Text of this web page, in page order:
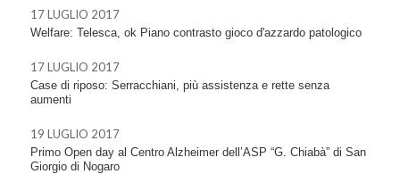
17 LUGLIO 2017
Welfare: Telesca, ok Piano contrasto gioco d'azzardo patologico
17 LUGLIO 2017
Case di riposo: Serracchiani, più assistenza e rette senza
aumenti
19 LUGLIO 2017
Primo Open day al Centro Alzheimer dell’ASP “G. Chiabà” di San
Giorgio di Nogaro